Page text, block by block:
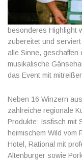
besonderes Highlight
zubereitet und
alle Sinne, geschaffen
musikalische
das Event mit
Neben 16 Winzern
zahlreiche regionale
Produkte: Issfisch mit
heimischem Wild vom
Hotel, Rational mit
Altenburger sowie